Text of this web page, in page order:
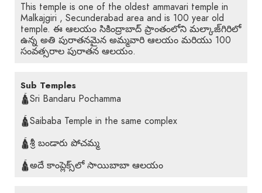
This temple is one of the oldest ammavari temple in
Malkajgiri , Secunderabad area and is 100 year old
temple. ఈ ఆలయం సికింద్రాబాద్ ప్రాంతంలోని మల్కాజ్‌గిరిలో
ఉన్న అతి పురాతనమైన అమ్మవారి ఆలయం మరియు 100
సంవత్సరాల పురాతన ఆలయం.
Sub Temples
🛕Sri Bandaru Pochamma
🛕Saibaba Temple in the same complex
🛕శ్రీ బండారు పోచమ్మ
🛕అదే కాంప్లెక్స్‌లో సాయిబాబా ఆలయం